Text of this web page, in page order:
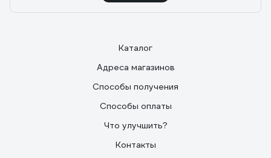
Каталог
Адреса магазинов
Способы получения
Способы оплаты
Что улучшить?
Контакты